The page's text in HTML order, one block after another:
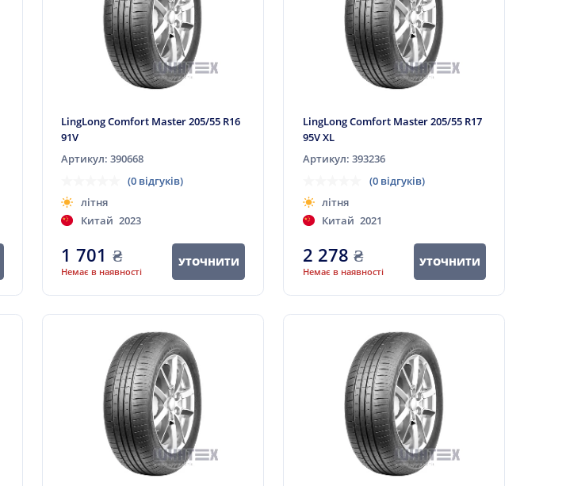
LingLong Comfort Master 205/55 R16
91V
Артикул: 390668
(0 відгуків)
літня
Китай 2023
1 701 ₴
Немає в наявності
УТОЧНИТИ
LingLong Comfort Master 205/55 R17
95V XL
Артикул: 393236
(0 відгуків)
літня
Китай 2021
2 278 ₴
Немає в наявності
УТОЧНИТИ